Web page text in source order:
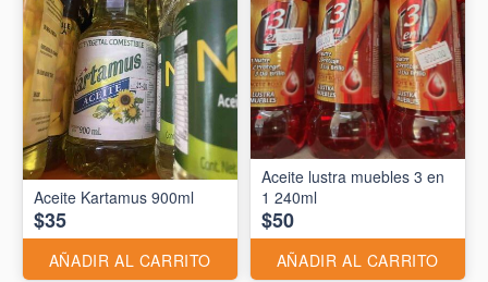
Aceite Kartamus 900ml
$35
AÑADIR AL CARRITO
Aceite lustra muebles 3 en
1 240ml
$50
AÑADIR AL CARRITO